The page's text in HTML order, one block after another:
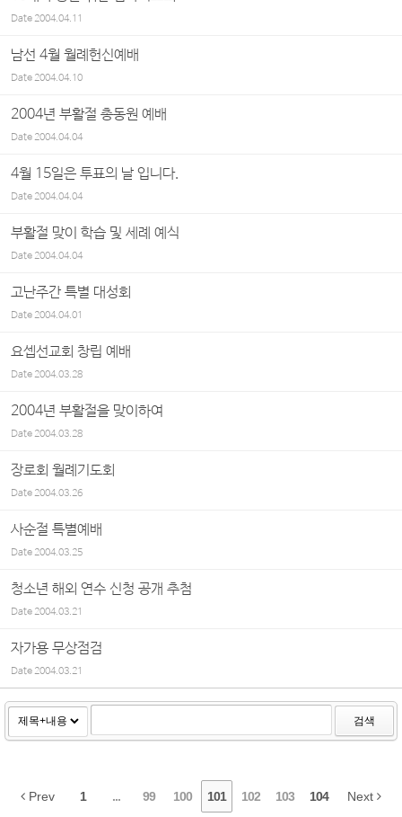
Date2004.04.11
남선 4월 월례헌신예배
Date2004.04.10
2004년 부활절 총동원 예배
Date2004.04.04
4월 15일은 투표의 날 입니다.
Date2004.04.04
부활절 맞이 학습 및 세례 예식
Date2004.04.04
고난주간 특별 대성회
Date2004.04.01
요셉선교회 창립 예배
Date2004.03.28
2004년 부활절을 맞이하여
Date2004.03.28
장로회 월례기도회
Date2004.03.26
사순절 특별예배
Date2004.03.25
청소년 해외 연수 신청 공개 추첨
Date2004.03.21
자가용 무상점검
Date2004.03.21
검색
Prev 1 ... 99 100 101 102 103 104 Next